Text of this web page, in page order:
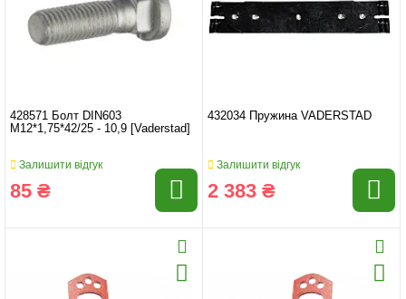
428571 Болт DIN603
M12*1,75*42/25 - 10,9 [Vaderstad]
Залишити відгук
85 ₴
432034 Пружина VADERSTAD
Залишити відгук
2 383 ₴